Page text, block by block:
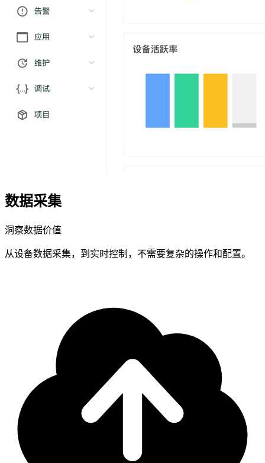
数据采集
洞察数据价值
从设备数据采集，到实时控制，不需要复杂的操作和配置。